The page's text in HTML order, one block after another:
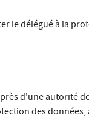
délégué à la
d'une autorité
des données,